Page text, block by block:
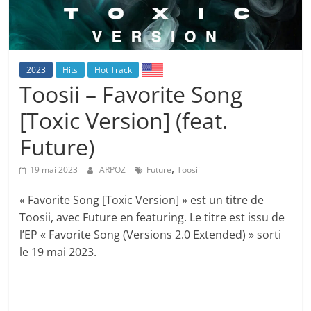
2023 Hits Hot Track
Toosii – Favorite Song
[Toxic Version] (feat.
Future)
19 mai 2023 ARPOZ Future,Toosii
« Favorite Song [Toxic Version] » est un titre de
Toosii, avec Future en featuring. Le titre est issu de
l’EP « Favorite Song (Versions 2.0 Extended) » sorti
le 19 mai 2023.